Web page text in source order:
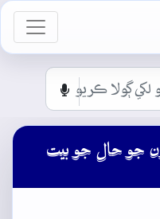
جو حال جو بيت